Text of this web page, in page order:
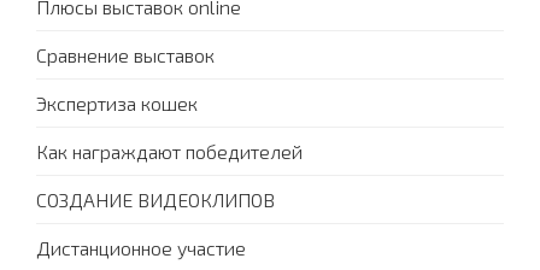
Плюсы выставок online
Сравнение выставок
Экспертиза кошек
Как награждают победителей
СОЗДАНИЕ ВИДЕОКЛИПОВ
Дистанционное участие